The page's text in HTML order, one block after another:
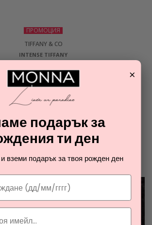
ПРОМОЦИЯ
TIFFANY & CO
INTENSE TIFFANY
5,37
НА ПАРФЮМИТЕ И
козметиката
×
подарък за
ти ден
вземи подарък за твоя рожден ден